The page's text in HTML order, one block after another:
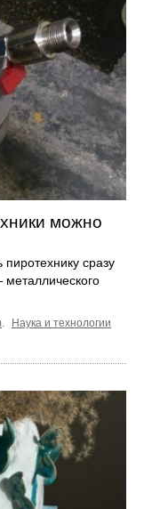
можно
сразу
Наука и технологии